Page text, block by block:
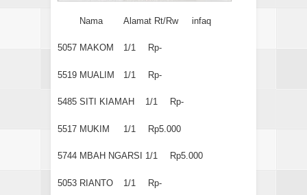
Nama Alamat Rt/Rw infaq
5057 MAKOM 1/1 Rp-
5519 MUALIM 1/1 Rp-
5485 SITI KIAMAH 1/1 Rp-
5517 MUKIM 1/1 Rp5.000
5744 MBAH NGARSI 1/1 Rp5.000
5053 RIANTO 1/1 Rp-